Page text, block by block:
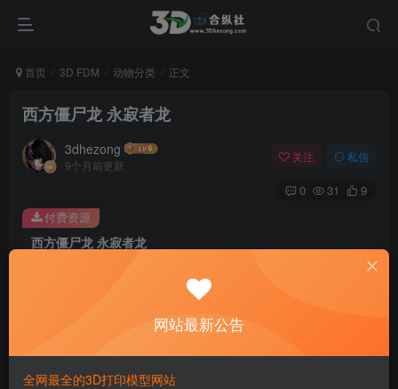
首页 3D FDM 动物分类 正文
西方僵尸龙 永寂者龙
3dhezong
9个月前更新
关注 私信
0 31 9
西方僵尸龙 永寂者龙
100
免费
付费资源
网站最新公告
全网最全的3D打印模型网站